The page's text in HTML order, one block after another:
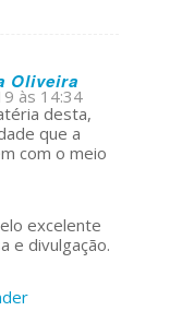
Oliveira
às 14:34
desta,
que a
com o meio
excelente
e divulgação.